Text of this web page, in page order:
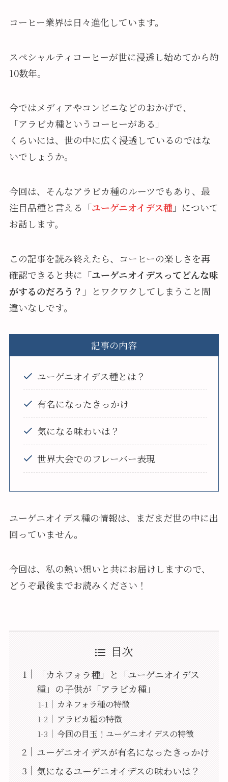
コーヒー業界は日々進化しています。
スペシャルティコーヒーが世に浸透し始めてから約
10数年。
今ではメディアやコンビニなどのおかげで、
「アラビカ種というコーヒーがある」
くらいには、世の中に広く浸透しているのではな
いでしょうか。
今回は、そんなアラビカ種のルーツでもあり、最
注目品種と言える「ユーゲニオイデス種」について
お話します。
この記事を読み終えたら、コーヒーの楽しさを再
確認できると共に「ユーゲニオイデスってどんな味
がするのだろう？ 」とワクワクしてしまうこと間
違いなしです。
記事の内容
ユーゲニオイデス種とは？
有名になったきっかけ
気になる味わいは？
世界大会でのフレーバー表現
ユーゲニオイデス種の情報は、まだまだ世の中に出
回っていません。
今回は、私の熱い想いと共にお届けしますので、
どうぞ最後までお読みください！
目次
「カネフォラ種」と「ユーゲニオイデス
種」の子供が「アラビカ種」
カネフォラ種の特徴
アラビカ種の特徴
今回の目玉！ユーゲニオイデスの特徴
ユーゲニオイデスが有名になったきっかけ
気になるユーゲニオイデスの味わいは？